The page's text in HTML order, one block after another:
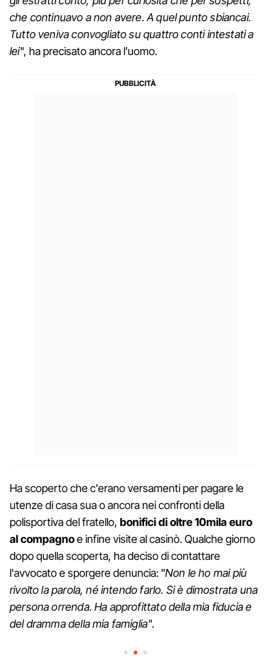
che continuavo a non avere. A quel punto sbiancai.
Tutto veniva convogliato su quattro conti intestati a
lei", ha precisato ancora l'uomo.
Ha scoperto che c'erano versamenti per pagare le
utenze di casa sua o ancora nei confronti della
polisportiva del fratello, bonifici di oltre 10mila euro
al compagnoe infine visite al casinò. Qualche giorno
dopo quella scoperta, ha deciso di contattare
l'avvocato e sporgere denuncia: "Non le ho mai più
rivolto la parola, né intendo farlo. Si è dimostrata una
persona orrenda. Ha approfittato della mia fiducia e
del dramma della mia famiglia".